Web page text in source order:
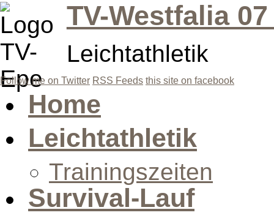
TV-Westfalia
Leichtathletik
Follow me on Twitter RSS Feeds this site on facebook
Home
Leichtathletik
Trainingszeiten
Survival-Lauf